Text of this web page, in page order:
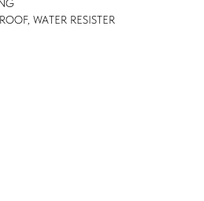
WATER RESISTER